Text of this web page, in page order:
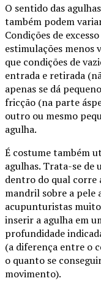
O sentido das
também podem
Condições de
estimulações menos
que condições de
entrada e retirada
apenas se dá
fricção (na parte
outro ou mesmo
agulha.
É costume também
agulhas. Trata-se de
dentro do qual corre
mandril sobre a pele
acupunturistas
inserir a agulha em
profundidade
(a diferença entre o
o quanto se
movimento).